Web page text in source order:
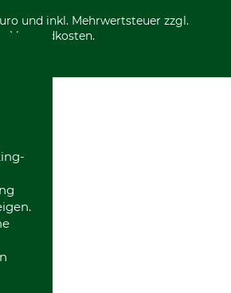
und inkl. Mehrwertsteuer zzgl.
Versandkosten.